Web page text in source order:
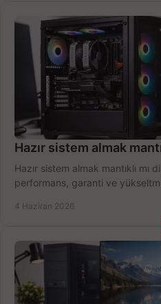
Hazır sistem almak
Hazır sistem almak mantıklı mı
performans, garanti ve
4 Haziran 2026